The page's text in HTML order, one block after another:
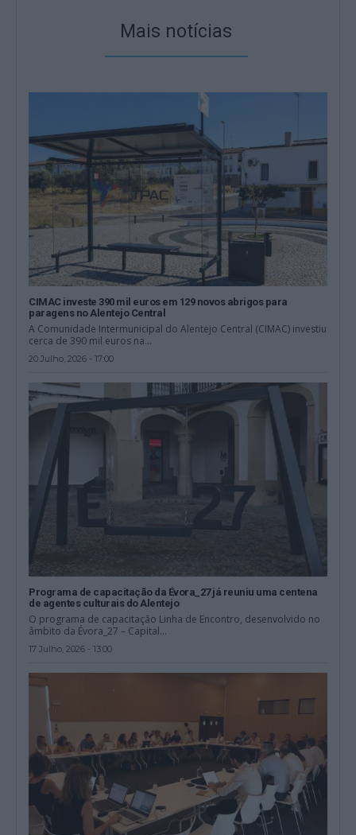
Mais notícias
CIMAC investe 390 mil euros em 129 novos abrigos para
paragens no Alentejo Central
A Comunidade Intermunicipal do Alentejo Central (CIMAC) investiu
cerca de 390 mil euros na...
20 Julho, 2026 - 17:00
Programa de capacitação da Évora_27 já reuniu uma centena
de agentes culturais do Alentejo
O programa de capacitação Linha de Encontro, desenvolvido no
âmbito da Évora_27 – Capital...
17 Julho, 2026 - 13:00